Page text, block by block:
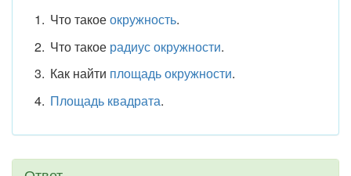
Что такоеокружность.
Что такое радиус окружности.
Как найти площадь окружности.
Площадь квадрата.